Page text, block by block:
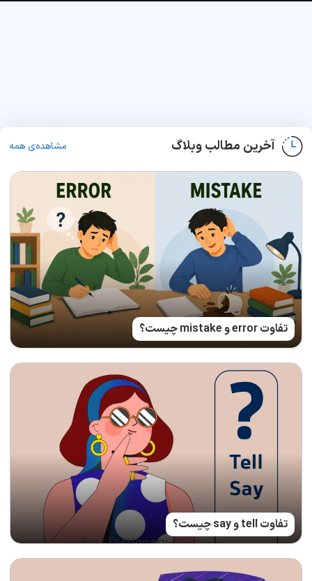
آخرین مطالب وبلاگ مشاهده‌ی همه
تفاوت error و mistake چیست؟
تفاوت tell و say چیست؟